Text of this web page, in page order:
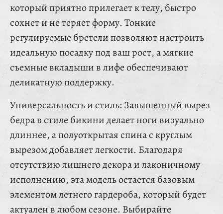
который приятно прилегает к телу, быстро
сохнет и не теряет форму. Тонкие
регулируемые бретели позволяют настроить
идеальную посадку под ваш рост, а мягкие
съемные вкладыши в лифе обеспечивают
деликатную поддержку.
Универсальность и стиль: Завышенный вырез
бедра в стиле бикини делает ноги визуально
длиннее, а полуоткрытая спина с круглым
вырезом добавляет легкости. Благодаря
отсутствию лишнего декора и лаконичному
исполнению, эта модель остается базовым
элементом летнего гардероба, который будет
актуален в любом сезоне. Выбирайте